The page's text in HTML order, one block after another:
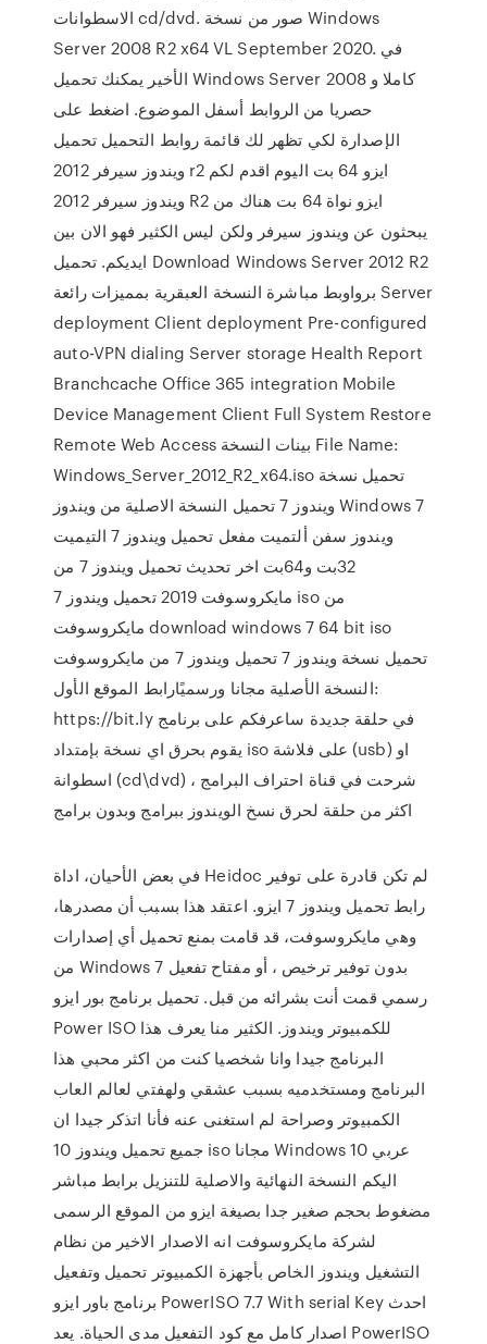
الاسطوانات cd/dvd. صور من نسخة Windows
Server 2008 R2 x64 VL September 2020. في
الأخير يمكنك تحميل Windows Server 2008 كاملا و
حصريا من الروابط أسفل الموضوع. اضغط على
الإصدارة لكي تظهر لك قائمة روابط التحميل تحميل
ويندوز سيرفر 2012 r2 ايزو 64 بت اليوم اقدم لكم
ويندوز سيرفر 2012 R2 ايزو نواة 64 بت هناك من
يبحثون عن ويندوز سيرفر ولكن ليس الكثير فهو الان بين
ايديكم. تحميل Download Windows Server 2012 R2
برواوبط مباشرة النسخة العبقرية بمميزات رائعة Server
deployment Client deployment Pre-configured
auto-VPN dialing Server storage Health Report
Branchcache Office 365 integration Mobile
Device Management Client Full System Restore
Remote Web Access بينات النسخة File Name:
Windows_Server_2012_R2_x64.iso تحميل نسخة
ويندوز 7 تحميل النسخة الاصلية من ويندوز Windows 7
ويندوز سفن ألتميت مفعل تحميل ويندوز 7 التيميت
32بت و64بت اخر تحديث تحميل ويندوز 7 من
مايكروسوفت 2019 تحميل ويندوز 7 iso من
مايكروسوفت download windows 7 64 bit iso
تحميل نسخة ويندوز 7 تحميل ويندوز 7 من مايكروسوفت
النسخة الأصلية مجانا ورسميًارابط الموقع الأول:
https://bit.ly في حلقة جديدة ساعرفكم على برنامج
يقوم بحرق اي نسخة بإمتداد iso على فلاشة (usb) او
اسطوانة (cd\dvd) ، شرحت في قناة احتراف البرامج
اكثر من حلقة لحرق نسخ الويندوز ببرامج وبدون برامج
في بعض الأحيان، اداة Heidoc لم تكن قادرة على توفير
رابط تحميل ويندوز 7 ايزو. اعتقد هذا بسبب أن مصدرها،
وهي مايكروسوفت، قد قامت بمنع تحميل أي إصدارات
من Windows 7 بدون توفير ترخيص ، أو مفتاح تفعيل
رسمي قمت أنت بشرائه من قبل. تحميل برنامج بور ايزو
Power ISO للكمبيوتر ويندوز. الكثير منا يعرف هذا
البرنامج جيدا وانا شخصيا كنت من اكثر محبي هذا
البرنامج ومستخدميه بسبب عشقي ولهفتي لعالم العاب
الكمبيوتر وصراحة لم استغنى عنه فأنا اتذكر جيدا ان
جميع تحميل ويندوز 10 iso مجانا Windows 10 عربي
اليكم النسخة النهائية والاصلية للتنزيل برابط مباشر
مضغوط بحجم صغير جدا بصيغة ايزو من الموقع الرسمى
لشركة مايكروسوفت انه الاصدار الاخير من نظام
التشغيل ويندوز الخاص بأجهزة الكمبيوتر تحميل وتفعيل
برنامج باور ايزو PowerISO 7.7 With serial Key احدث
اصدار كامل مع كود التفعيل مدى الحياة. يعد PowerISO